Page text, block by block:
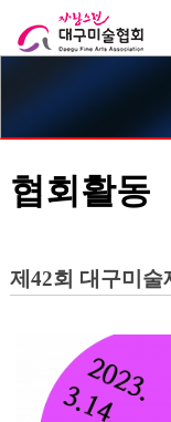
협회활동
제42회 대구미술